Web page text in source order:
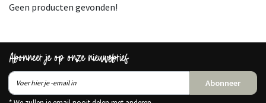
Geen producten gevonden!
Abonneer je op onze nieuwsbrief
Abonneer